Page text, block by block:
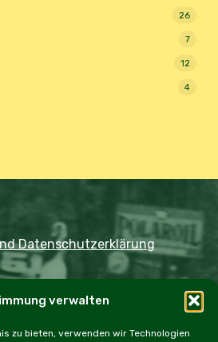
verwalten
zu bieten, verwenden wir Technologien
26
7
12
4
Datenschutzerklärung
Rallye Events